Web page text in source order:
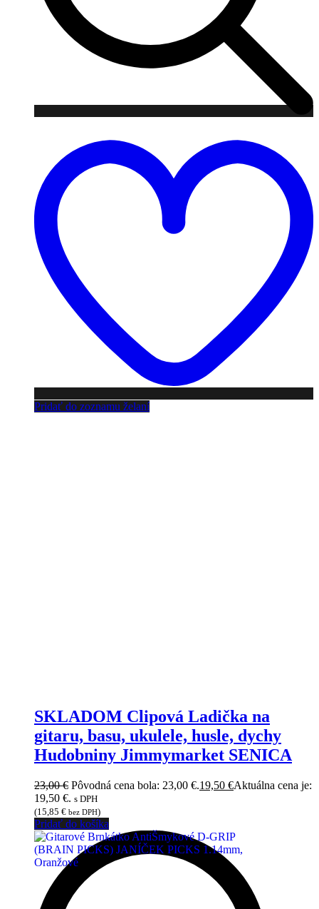
Pridať do zoznamu želaní
SKLADOM Clipová Ladička na
gitaru, basu, ukulele, husle, dychy
Hudobniny Jimmymarket SENICA
23,00€ Pôvodná cena bola: 23,00 €.19,50 €Aktuálna cena je:
19,50 €. s DPH
(15,85 € bez DPH)
Pridať do košíka